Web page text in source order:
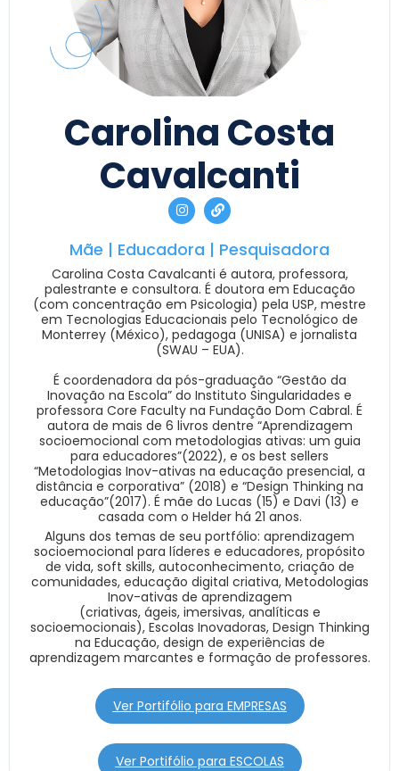
Carolina Costa
Cavalcanti
Mãe | Educadora | Pesquisadora
Carolina Costa Cavalcanti é autora, professora,
palestrante e consultora. É doutora em Educação
(com concentração em Psicologia) pela USP, mestre
em Tecnologias Educacionais pelo Tecnológico de
Monterrey (México), pedagoga (UNISA) e jornalista
(SWAU – EUA).
É coordenadora da pós-graduação “Gestão da
Inovação na Escola” do Instituto Singularidades e
professora Core Faculty na Fundação Dom Cabral. É
autora de mais de 6 livros dentre “Aprendizagem
socioemocional com metodologias ativas: um guia
para educadores”(2022), e os best sellers
“Metodologias Inov-ativas na educação presencial, a
distância e corporativa” (2018) e “Design Thinking na
educação”(2017). É mãe do Lucas (15) e Davi (13) e
casada com o Helder há 21 anos.
Alguns dos temas de seu portfólio: aprendizagem
socioemocional para líderes e educadores, propósito
de vida, soft skills, autoconhecimento, criação de
comunidades, educação digital criativa, Metodologias
Inov-ativas de aprendizagem
(criativas, ágeis, imersivas, analíticas e
socioemocionais), Escolas Inovadoras, Design Thinking
na Educação, design de experiências de
aprendizagem marcantes e formação de professores.
Ver Portifólio para EMPRESAS
Ver Portifólio para ESCOLAS